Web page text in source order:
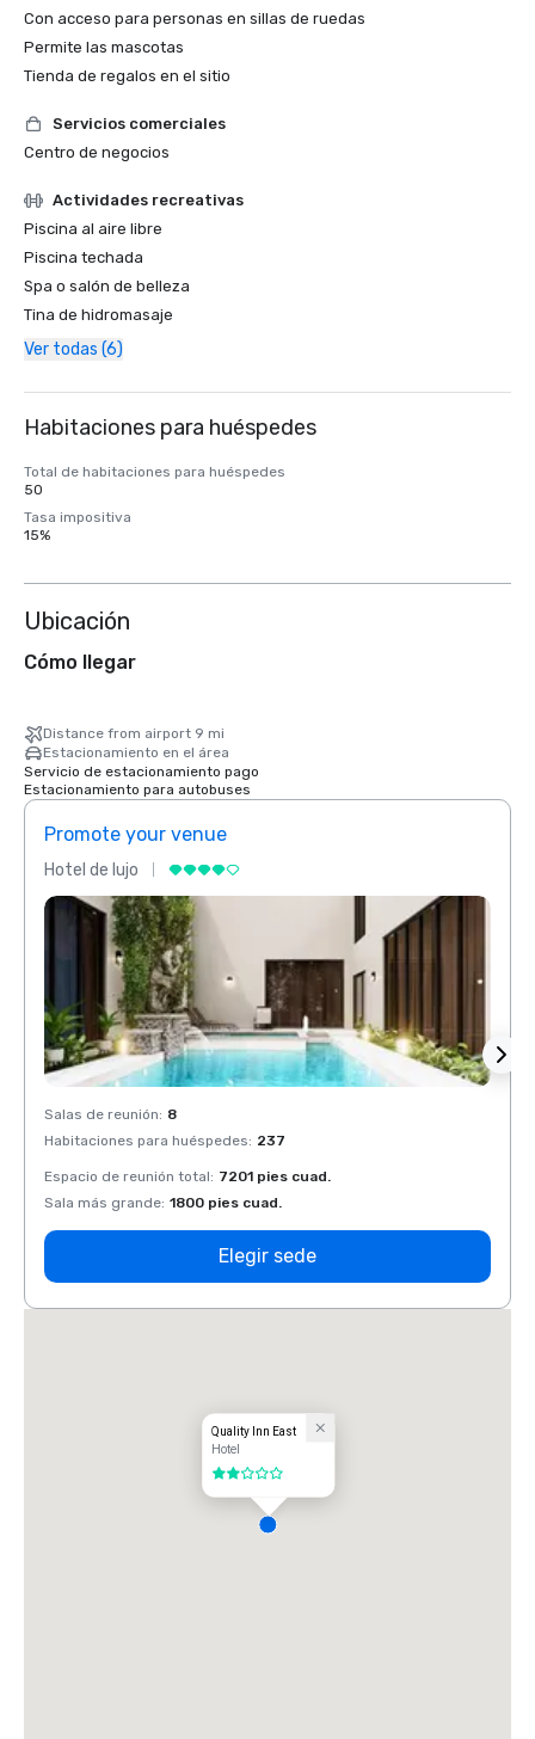
Con acceso para personas en sillas de ruedas
Permite las mascotas
Tienda de regalos en el sitio
Servicios comerciales
Centro de negocios
Actividades recreativas
Piscina al aire libre
Piscina techada
Spa o salón de belleza
Tina de hidromasaje
Ver todas (6)
Habitaciones para huéspedes
Total de habitaciones para huéspedes
50
Tasa impositiva
15%
Ubicación
Cómo llegar
Distance from airport 9 mi
Estacionamiento en el área
Servicio de estacionamiento pago
Estacionamiento para autobuses
Promote your venue
Hotel de lujo
Salas de reunión: 8
Habitaciones para huéspedes: 237
Espacio de reunión total: 7201 pies cuad.
Sala más grande: 1800 pies cuad.
Elegir sede
Quality Inn East
Hotel
2 de 5